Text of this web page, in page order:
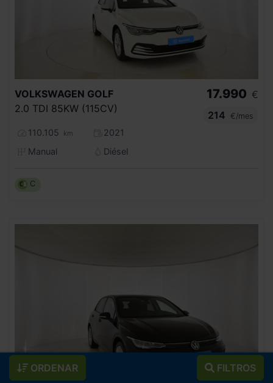
ORDENAR FILTROS
VOLKSWAGEN GOLF
2.0 TDI 85KW (115CV)
110.105 km
2021
Manual
Diésel
17.990 €
214
€/mes
C